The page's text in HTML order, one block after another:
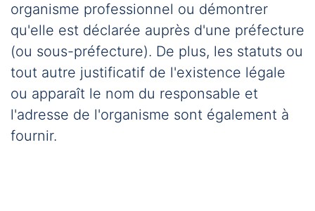
organisme professionnel ou démontrer
qu'elle est déclarée auprès d'une préfecture
(ou sous-préfecture). De plus, les statuts ou
tout autre justificatif de l'existence légale
ou apparaît le nom du responsable et
l'adresse de l'organisme sont également à
fournir.